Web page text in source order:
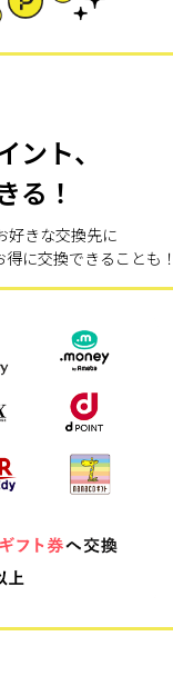
ト、
る！
好きな交換先に
得に交換できることも